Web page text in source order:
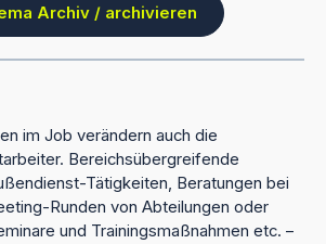
Archiv / archivieren
im Job verändern auch die
Bereichsübergreifende
Tätigkeiten, Beratungen bei
Runden von Abteilungen oder
und Trainingsmaßnahmen etc. –